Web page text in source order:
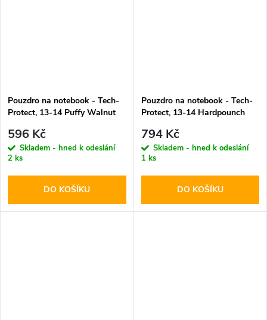
Pouzdro na notebook - Tech-
Protect, 13-14 Puffy Walnut
596 Kč
Skladem - hned k odeslání
2 ks
DO KOŠÍKU
Pouzdro na notebook - Tech-
Protect, 13-14 Hardpounch
794 Kč
Skladem - hned k odeslání
1 ks
DO KOŠÍKU